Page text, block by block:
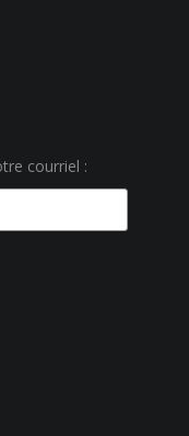
courriel :